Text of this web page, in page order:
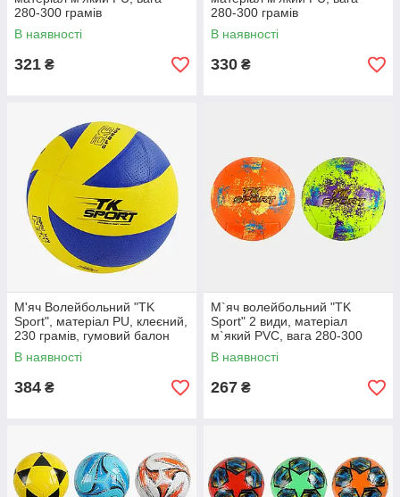
280-300 грамів
В наявності
321 ₴
280-300 грамів
В наявності
330 ₴
М'яч Волейбольний "TK
Sport", матеріал PU, клеєний,
230 грамів, гумовий балон
В наявності
384 ₴
М`яч волейбольний "TK
Sport" 2 види, матеріал
м`який PVC, вага 280-300
грамів, розмір №5
В наявності
267 ₴